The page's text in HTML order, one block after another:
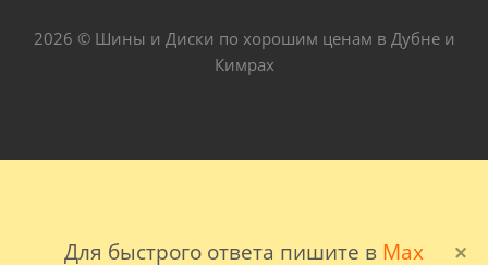
Для быстрого ответа пишите в Max
2026 © Шины и Диски по хорошим ценам в Дубне и
Кимрах